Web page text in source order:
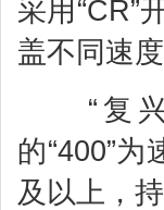
采用“CR”
盖不同速
“复兴号
的“400”
及以上，